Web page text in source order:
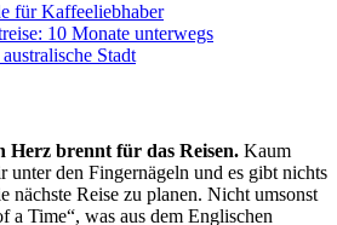
für Kaffeeliebhaber
10 Monate unterwegs
Stadt
Herz brennt für das Reisen. Kaum
unter den Fingernägeln und es gibt nichts
nächste Reise zu planen. Nicht umsonst
a Time“, was aus dem Englischen